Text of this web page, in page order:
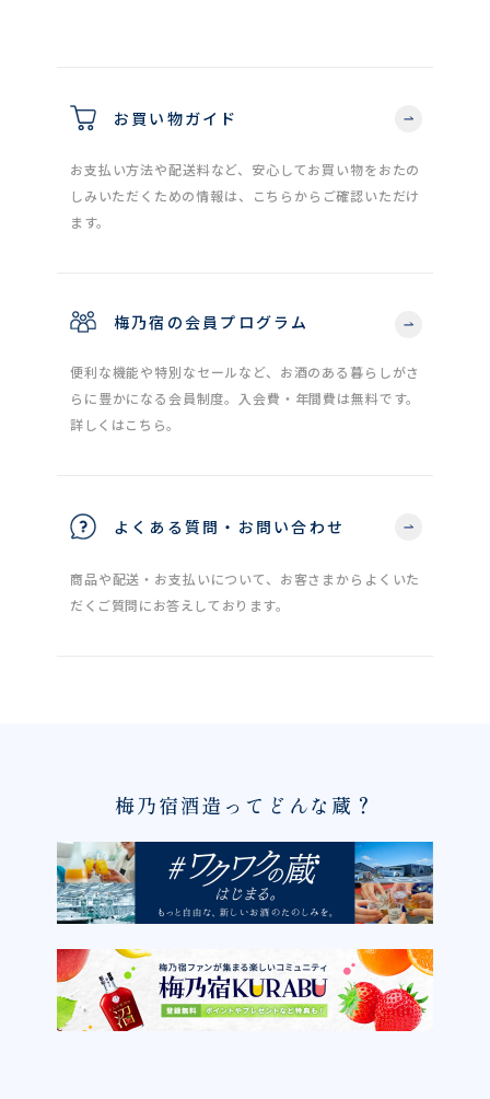
お買い物ガイド
お支払い方法や配送料など、安心してお買い物をおたの
しみいただくための情報は、こちらからご確認いただけ
ます。
梅乃宿の会員プログラム
便利な機能や特別なセールなど、お酒のある暮らしがさ
らに豊かになる会員制度。入会費・年間費は無料です。
詳しくはこちら。
よくある質問・お問い合わせ
商品や配送・お支払いについて、お客さまからよくいた
だくご質問にお答えしております。
梅乃宿酒造ってどんな蔵？